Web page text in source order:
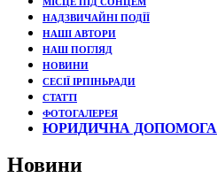
НАДЗВИЧАЙНІ ПОДЇЇ
НАШІ АВТОРИ
НАШ ПОГЛЯД
НОВИНИ
СЕСІЇ ІРПІНЬРАДИ
СТАТТІ
ФОТОГАЛЕРЕЯ
ЮРИДИЧНА ДОПОМОГА
Новини